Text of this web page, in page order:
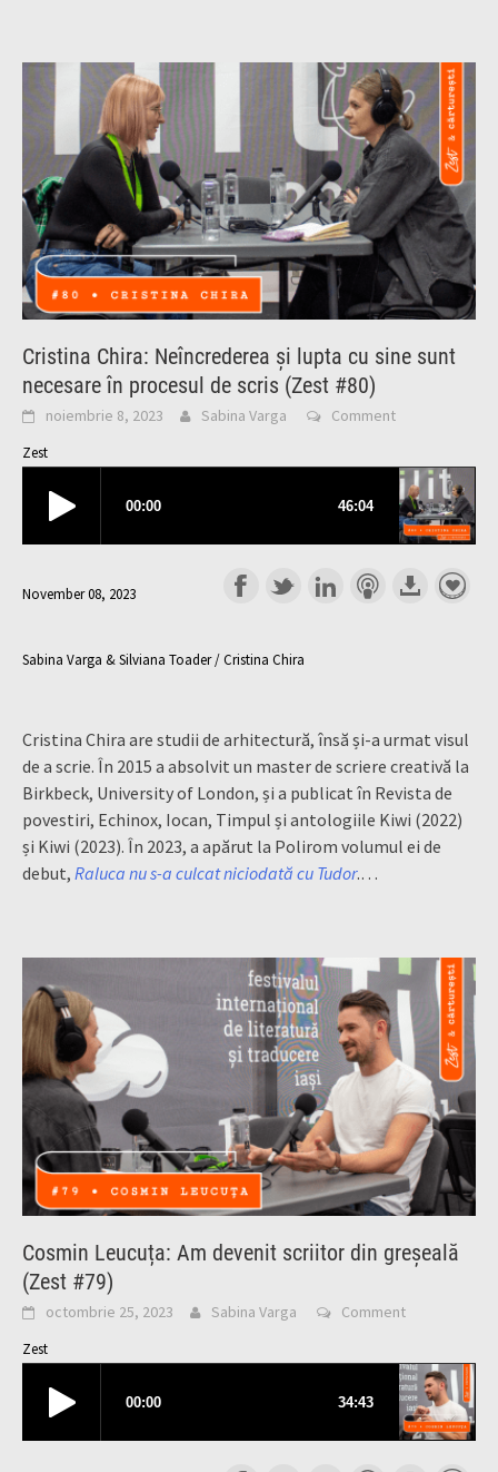
Cristina Chira: Neîncrederea și lupta cu sine sunt
necesare în procesul de scris (Zest #80)
noiembrie 8, 2023 Sabina Varga Comment
Zest
November 08, 2023
Sabina Varga & Silviana Toader / Cristina Chira
Cristina Chira are studii de arhitectură, însă și-a urmat visul
de a scrie. În 2015 a absolvit un master de scriere creativă la
Birkbeck, University of London, și a publicat în Revista de
povestiri, Echinox, Iocan, Timpul și antologiile Kiwi (2022)
și Kiwi (2023). În 2023, a apărut la Polirom volumul ei de
debut, Raluca nu s-a culcat niciodată cu Tudor.…
Cosmin Leucuța: Am devenit scriitor din greșeală
(Zest #79)
octombrie 25, 2023 Sabina Varga Comment
Zest